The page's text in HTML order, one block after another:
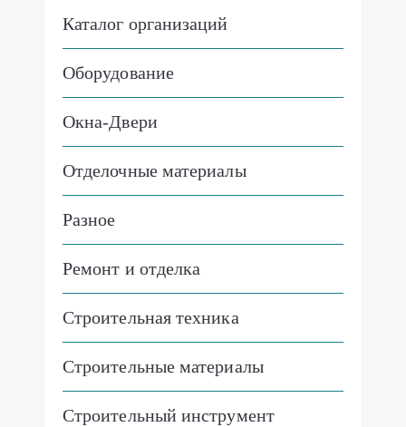
Каталог организаций
Оборудование
Окна-Двери
Отделочные материалы
Разное
Ремонт и отделка
Строительная техника
Строительные материалы
Строительный инструмент